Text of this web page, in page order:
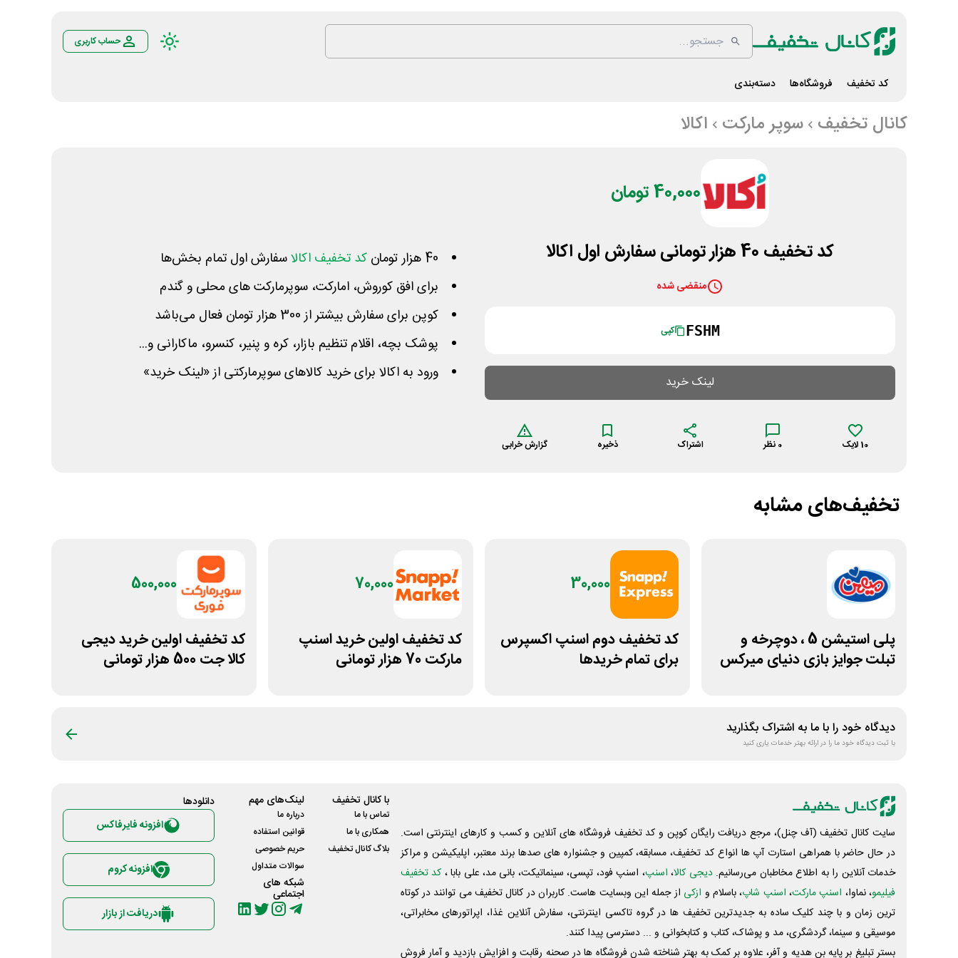
حساب کاربری
کد تخفیف فروشگاه‌ها دسته‌بندی
کانال تخفیف سوپر مارکت اکالا
40,000 تومان
کد تخفیف 40 هزار تومانی سفارش اول اکالا
منقضی شده
FSHM کپی
لینک خرید
10 لایک 0 نظر اشتراک ذخیره گزارش خرابی
40 هزار تومان کد تخفیف اکالاسفارش اول تمام بخش‌ها
برای افق کوروش، امارکت، سوپرمارکت های محلی و گندم
کوپن برای سفارش بیشتر از 300 هزار تومان فعال می‌باشد
پوشک بچه، اقلام تنظیم بازار، کره و پنیر، کنسرو، ماکارانی و...
ورود به اکالا برای خرید کالاهای سوپرمارکتی از «لینک خرید»
تخفیف‌های مشابه
پلی استیشن 5 ، دوچرخه و
تبلت جوایز بازی دنیای میرکس
30,000
کد تخفیف دوم اسنپ اکسپرس
برای تمام خریدها
70,000
کد تخفیف اولین خرید اسنپ
مارکت 70 هزار تومانی
500,000
کد تخفیف اولین خرید دیجی
کالا جت 500 هزار تومانی
دیدگاه خود را با ما به اشتراک بگذارید
با ثبت دیدگاه خود ما را در ارائه بهتر خدمات یاری کنید
سایت کانال تخفیف (آف چنل)، مرجع دریافت رایگان کوپن و کد تخفیف فروشگاه های آنلاین و کسب و‌ کارهای اینترنتی است.
در حال حاضر با همراهی استارت آپ ها انواع کد تخفیف، مسابقه، کمپین و جشنواره های صدها برند معتبر، اپلیکیشن و مراکز
خدمات آنلاین را به اطلاع مخاطبان می‌رسانیم. دیجی کالا، اسنپ، اسنپ فود، تپسی، سینماتیکت، بانی مد، علی‌ بابا ، کد تخفیف
فیلیمو، نماوا، اسنپ مارکت، اسنپ شاپ، باسلام و ازکی از جمله این وبسایت ‌هاست. کاربران در کانال تخفیف می توانند در کوتاه
ترین زمان و با چند کلیک ساده به جدیدترین تخفیف ها در گروه تاکسی اینترنتی، سفارش آنلاین غذا، اپراتورهای مخابراتی،
موسیقی و سینما، گردشگری، مد و پوشاک، کتاب و کتابخوانی و ... دسترسی پیدا کنند.
بستر تبلیغ بر پایه بن هدیه و آفر، علاوه بر کمک به بهتر شناخته شدن فروشگاه ها در صحنه رقابت و افزایش بازدید و آمار فروش
با کانال تخفیف
تماس با ما
همکاری با ما
بلاگ کانال تخفیف
لینک‌های مهم
درباره ما
قوانین استفاده
حریم خصوصی
سوالات متداول
شبکه های
اجتماعی
دانلود‌ها
افزونه فایرفاکس
افزونه کروم
دریافت از بازار